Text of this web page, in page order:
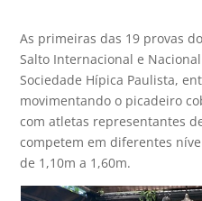
As primeiras das 19 provas
Salto Internacional e
Sociedade Hípica Paulista,
movimentando o picadeiro
com atletas representantes
competem em diferentes
de 1,10m a 1,60m.